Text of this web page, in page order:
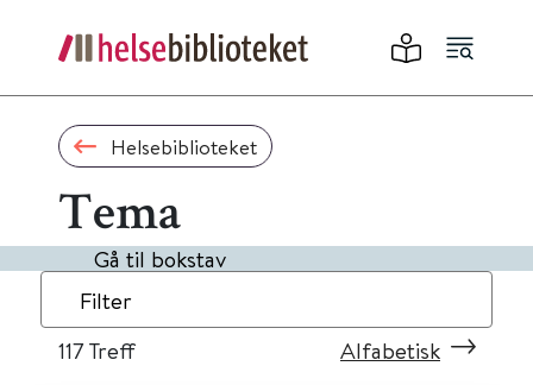
Helsebiblioteket
Tema
Gå til bokstav
Filter
117Treff Alfabetisk